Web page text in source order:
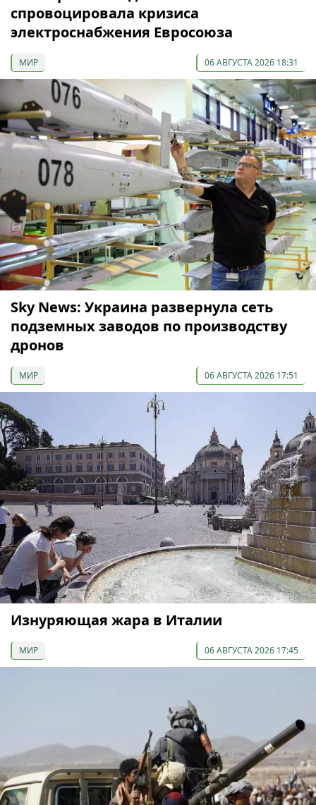
спровоцировала кризиса
электроснабжения Евросоюза
МИР 06 АВГУСТА 2026 18:31
Sky News: Украина развернула сеть
подземных заводов по производству
дронов
МИР 06 АВГУСТА 2026 17:51
Изнуряющая жара в Италии
МИР 06 АВГУСТА 2026 17:45